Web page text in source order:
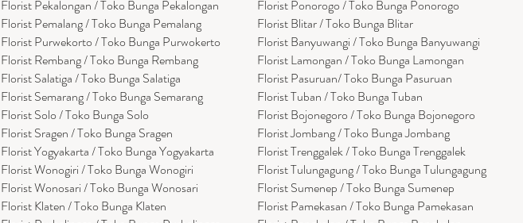
Florist Pekalongan / Toko Bunga Pekalongan
Florist Pemalang / Toko Bunga Pemalang
Florist Purwekorto / Toko Bunga Purwokerto
Florist Rembang / Toko Bunga Rembang
Florist Salatiga / Toko Bunga Salatiga
Florist Semarang / Toko Bunga Semarang
Florist Solo / Toko Bunga Solo
Florist Sragen / Toko Bunga Sragen
Florist Yogyakarta / Toko Bunga Yogyakarta
Florist Wonogiri / Toko Bunga Wonogiri
Florist Wonosari / Toko Bunga Wonosari
Florist Klaten / Toko Bunga Klaten
Florist Ponorogo / Toko Bunga Ponorogo
Florist Blitar / Toko Bunga Blitar
Florist Banyuwangi / Toko Bunga Banyuwangi
Florist Lamongan / Toko Bunga Lamongan
Florist Pasuruan/ Toko Bunga Pasuruan
Florist Tuban / Toko Bunga Tuban
Florist Bojonegoro / Toko Bunga Bojonegoro
Florist Jombang / Toko Bunga Jombang
Florist Trenggalek / Toko Bunga Trenggalek
Florist Tulungagung / Toko Bunga Tulungagung
Florist Sumenep / Toko Bunga Sumenep
Florist Pamekasan / Toko Bunga Pamekasan